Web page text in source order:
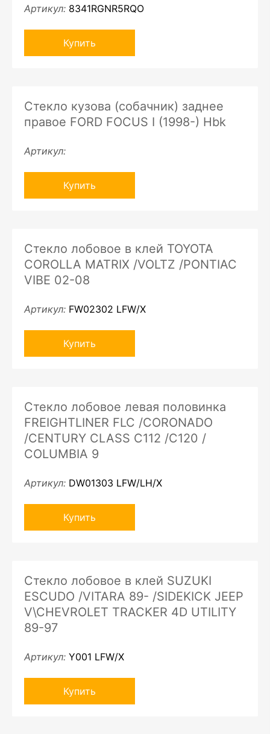
Артикул: 8341RGNR5RQO
Купить
Стекло кузова (собачник) заднее
правое FORD FOCUS I (1998-) Hbk
Артикул:
Купить
Стекло лобовое в клей TOYOTA
COROLLA MATRIX /VOLTZ /PONTIAC
VIBE 02-08
Артикул: FW02302 LFW/X
Купить
Стекло лобовое левая половинка
FREIGHTLINER FLC /CORONADO
/CENTURY CLASS C112 /C120 /
COLUMBIA 9
Артикул: DW01303 LFW/LH/X
Купить
Стекло лобовое в клей SUZUKI
ESCUDO /VITARA 89- /SIDEKICK JEEP
V\CHEVROLET TRACKER 4D UTILITY
89-97
Артикул: Y001 LFW/X
Купить